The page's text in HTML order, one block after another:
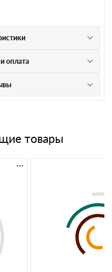
оплата
товары